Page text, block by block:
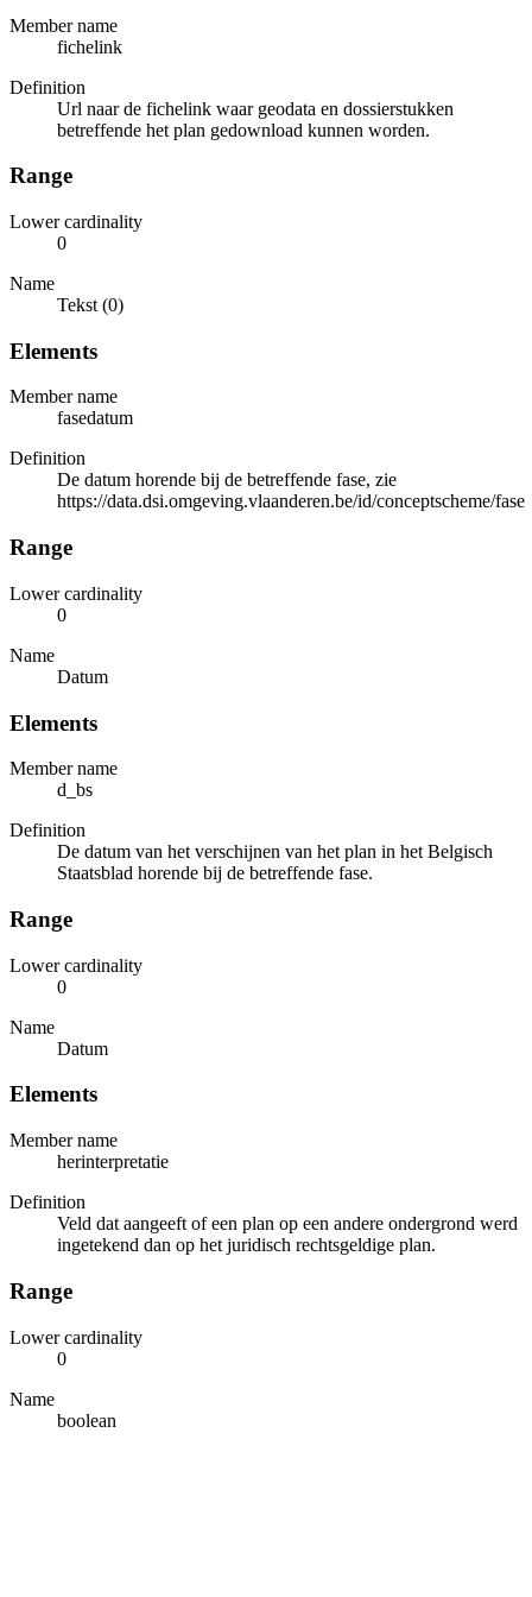
Member name
fichelink
Definition
Url naar de fichelink waar geodata en dossierstukken
betreffende het plan gedownload kunnen worden.
Range
Lower cardinality
0
Name
Tekst (0)
Elements
Member name
fasedatum
Definition
De datum horende bij de betreffende fase, zie
https://data.dsi.omgeving.vlaanderen.be/id/conceptscheme/fase
Range
Lower cardinality
0
Name
Datum
Elements
Member name
d_bs
Definition
De datum van het verschijnen van het plan in het Belgisch
Staatsblad horende bij de betreffende fase.
Range
Lower cardinality
0
Name
Datum
Elements
Member name
herinterpretatie
Definition
Veld dat aangeeft of een plan op een andere ondergrond werd
ingetekend dan op het juridisch rechtsgeldige plan.
Range
Lower cardinality
0
Name
boolean